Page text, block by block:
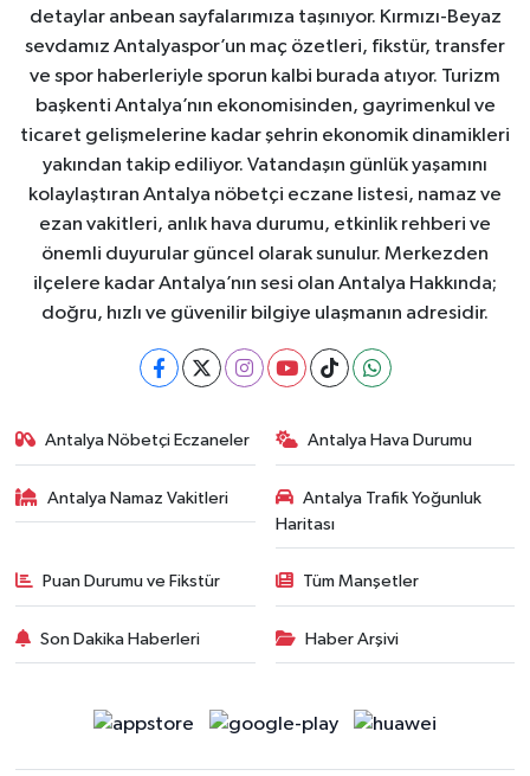
detaylar anbean sayfalarımıza taşınıyor. Kırmızı-Beyaz
sevdamız Antalyaspor’un maç özetleri, fikstür, transfer
ve spor haberleriyle sporun kalbi burada atıyor. Turizm
başkenti Antalya’nın ekonomisinden, gayrimenkul ve
ticaret gelişmelerine kadar şehrin ekonomik dinamikleri
yakından takip ediliyor. Vatandaşın günlük yaşamını
kolaylaştıran Antalya nöbetçi eczane listesi, namaz ve
ezan vakitleri, anlık hava durumu, etkinlik rehberi ve
önemli duyurular güncel olarak sunulur. Merkezden
ilçelere kadar Antalya’nın sesi olan Antalya Hakkında;
doğru, hızlı ve güvenilir bilgiye ulaşmanın adresidir.
Antalya Nöbetçi Eczaneler Antalya Hava Durumu
Antalya Namaz Vakitleri
Antalya Trafik Yoğunluk
Haritası
Puan Durumu ve Fikstür Tüm Manşetler
Son Dakika Haberleri Haber Arşivi